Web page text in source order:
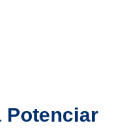
Potenciar